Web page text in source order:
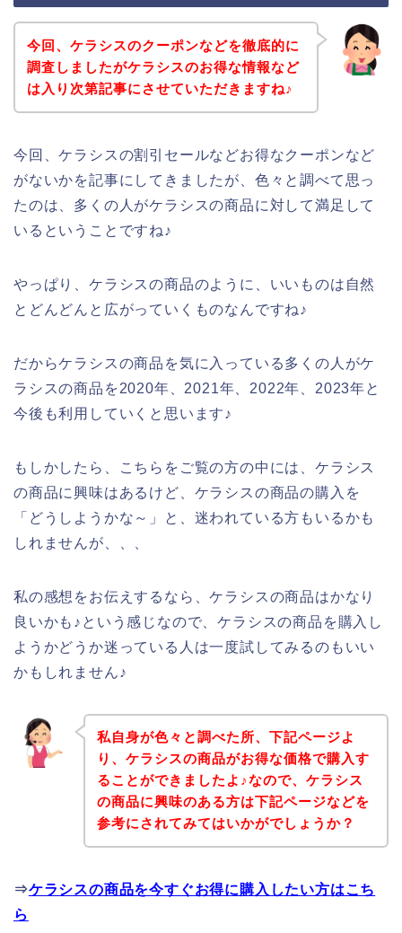
今回、ケラシスのクーポンなどを徹底的に
調査しましたがケラシスのお得な情報など
は入り次第記事にさせていただきますね♪
今回、ケラシスの割引セールなどお得なクーポンなど
がないかを記事にしてきましたが、色々と調べて思っ
たのは、多くの人がケラシスの商品に対して満足して
いるということですね♪
やっぱり、ケラシスの商品のように、いいものは自然
とどんどんと広がっていくものなんですね♪
だからケラシスの商品を気に入っている多くの人がケ
ラシスの商品を2020年、2021年、2022年、2023年と
今後も利用していくと思います♪
もしかしたら、こちらをご覧の方の中には、ケラシス
の商品に興味はあるけど、ケラシスの商品の購入を
「どうしようかな～」と、迷われている方もいるかも
しれませんが、、、
私の感想をお伝えするなら、ケラシスの商品はかなり
良いかも♪という感じなので、ケラシスの商品を購入し
ようかどうか迷っている人は一度試してみるのもいい
かもしれません♪
私自身が色々と調べた所、下記ページよ
り、ケラシスの商品がお得な価格で購入す
ることができましたよ♪なので、ケラシス
の商品に興味のある方は下記ページなどを
参考にされてみてはいかがでしょうか？
⇒ケラシスの商品を今すぐお得に購入したい方はこち
ら